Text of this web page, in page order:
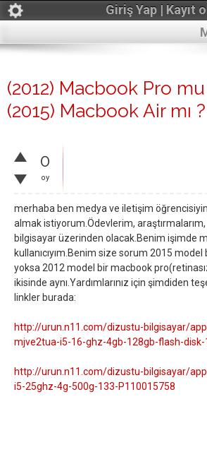
Giriş Yap | Kayıt ol
(2012) Macbook Pro
(2015) Macbook Air mı ?
0
oy
merhaba ben medya ve iletişim
almak istiyorum.Ödevlerim, araştırmalarım,
bilgisayar üzerinden olacak.Benim işimde
kullanıcıyım.Benim size sorum 2015 model
yoksa 2012 model bir macbook
ikisinde aynı.Yardımlarınız için şimdiden
linkler burada:
http://urun.n11.com/dizustu-bilgisayar/
mjve2tua-i5-16-ghz-4gb-128gb-flash-
http://urun.n11.com/dizustu-bilgisayar/
i5-25ghz-4g-500g-133-P110015758